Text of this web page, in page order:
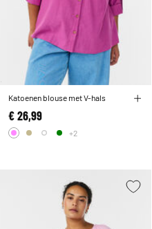
Katoenen blouse met V-hals
€ 26,99
+2